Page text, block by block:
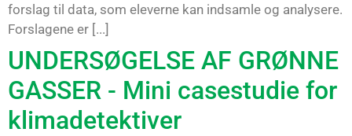
forslag til data, som eleverne kan indsamle og analysere.
Forslagene er [...]
UNDERSØGELSE AF GRØNNE
GASSER - Mini casestudie for
klimadetektiver